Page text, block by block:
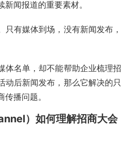
闻报道的重要素材。
只有媒体到场，没有新闻发布，
体名单，却不能帮助企业梳理招
动后新闻发布，那么它解决的只
播问题。
）如何理解招商大会